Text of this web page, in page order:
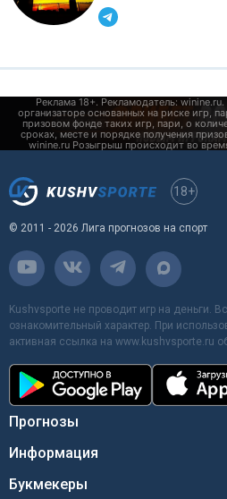
18+
© 2011 - 2026 Лига прогнозов на спорт
Kushvsporte не проводит игр на деньги.
ознакомительный характер. При
активная ссылка на www.kushvsporte.ru
Прогнозы
Информация
Букмекеры